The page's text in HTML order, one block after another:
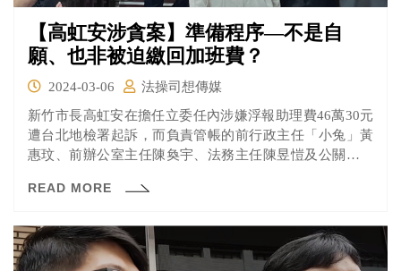
【高虹安涉貪案】準備程序—不是自
願、也非被迫繳回加班費？
2024-03-06
法操司想傳媒
新竹市長高虹安在擔任立委任內涉嫌浮報助理費46萬30元
遭台北地檢署起訴，而負責管帳的前行政主任「小兔」黃
惠玟、前辦公室主任陳奐宇、法務主任陳昱愷及公關主任
READ MORE